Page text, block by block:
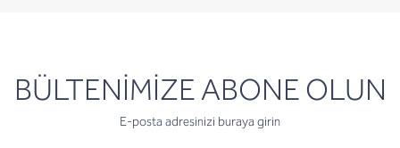
BÜLTENİMİZE ABONE OLUN
E-posta adresinizi buraya girin
newsletter